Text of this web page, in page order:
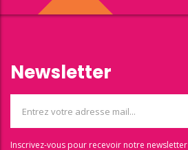
Newsletter
Inscrivez-vous pour recevoir notre newsletter